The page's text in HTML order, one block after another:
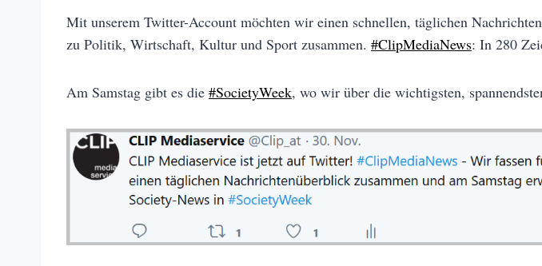
Mit unserem Twitter-Account möchten wir einen schnellen, täglichen
zu Politik, Wirtschaft, Kultur und Sport zusammen. #ClipMediaNews: In 280
Am Samstag gibt es die #SocietyWeek, wo wir über die wichtigsten,